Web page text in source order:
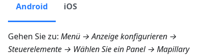
Android iOS
Gehen Sie zu: Menü → Anzeige konfigurieren →
Steuerelemente → Wählen Sie ein Panel → Mapillary